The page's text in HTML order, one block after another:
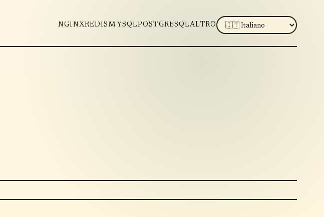
NGINXREDISMYSQLPOSTGRESQLALTRO
LANGUAGE